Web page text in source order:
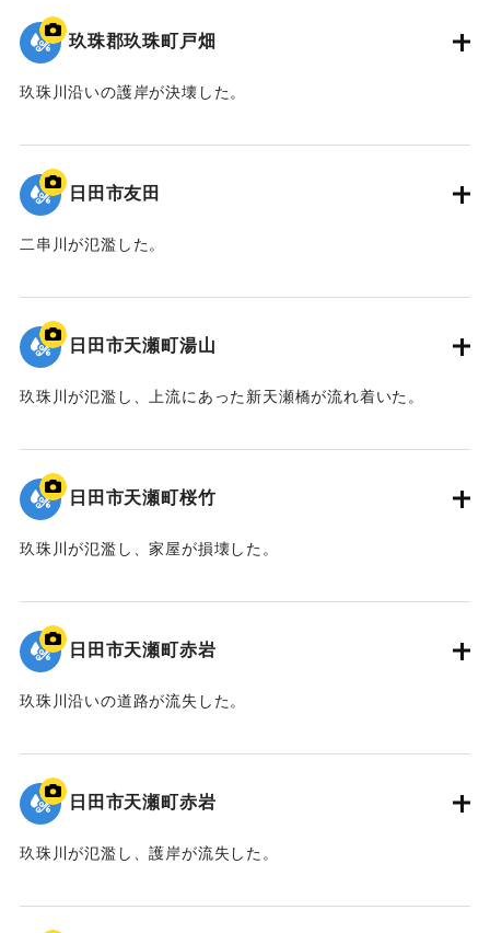
玖珠郡玖珠町戸畑
玖珠川沿いの護岸が決壊した。
2020/7/6｜固有コード:01215081
日田市友田
二串川が氾濫した。
2020/7/6｜固有コード:01215080
日田市天瀬町湯山
玖珠川が氾濫し、上流にあった新天瀬橋が流れ着いた。
2020/7/6｜固有コード:01215079
日田市天瀬町桜竹
玖珠川が氾濫し、家屋が損壊した。
2020/7/6｜固有コード:01215078
日田市天瀬町赤岩
玖珠川沿いの道路が流失した。
2020/7/6｜固有コード:01215077
日田市天瀬町赤岩
玖珠川が氾濫し、護岸が流失した。
2020/7/6｜固有コード:01215076